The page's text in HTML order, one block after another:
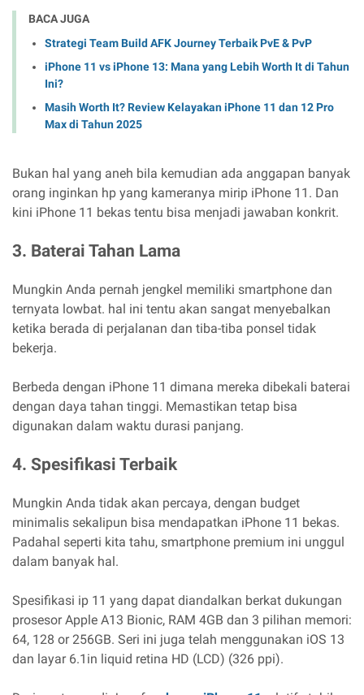
BACA JUGA
Strategi Team Build AFK Journey Terbaik PvE & PvP
iPhone 11 vs iPhone 13: Mana yang Lebih Worth It di Tahun
Ini?
Masih Worth It? Review Kelayakan iPhone 11 dan 12 Pro
Max di Tahun 2025
Bukan hal yang aneh bila kemudian ada anggapan banyak
orang inginkan hp yang kameranya mirip iPhone 11. Dan
kini iPhone 11 bekas tentu bisa menjadi jawaban konkrit.
3. Baterai Tahan Lama
Mungkin Anda pernah jengkel memiliki smartphone dan
ternyata lowbat. hal ini tentu akan sangat menyebalkan
ketika berada di perjalanan dan tiba-tiba ponsel tidak
bekerja.
Berbeda dengan iPhone 11 dimana mereka dibekali baterai
dengan daya tahan tinggi. Memastikan tetap bisa
digunakan dalam waktu durasi panjang.
4. Spesifikasi Terbaik
Mungkin Anda tidak akan percaya, dengan budget
minimalis sekalipun bisa mendapatkan iPhone 11 bekas.
Padahal seperti kita tahu, smartphone premium ini unggul
dalam banyak hal.
Spesifikasi ip 11 yang dapat diandalkan berkat dukungan
prosesor Apple A13 Bionic, RAM 4GB dan 3 pilihan memori:
64, 128 or 256GB. Seri ini juga telah menggunakan iOS 13
dan layar 6.1in liquid retina HD (LCD) (326 ppi).